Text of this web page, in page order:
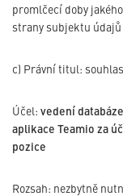
promlčecí doby
strany subjektu údajů
c) Právní titul:
Účel: vedení
aplikace Teamio za
pozice
Rozsah: nezbytně